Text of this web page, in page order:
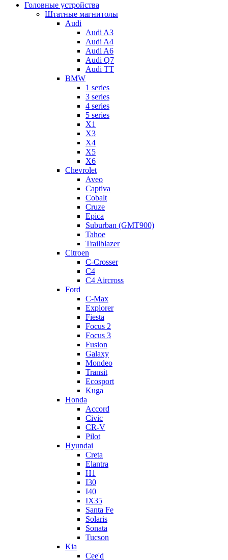
Головные устройства
Штатные магнитолы
Audi
Audi A3
Audi A4
Audi A6
Audi Q7
Audi TT
BMW
1 series
3 series
4 series
5 series
X1
X3
X4
X5
X6
Chevrolet
Aveo
Captiva
Cobalt
Cruze
Epica
Suburban (GMT900)
Tahoe
Trailblazer
Citroen
C-Crosser
C4
C4 Aircross
Ford
C-Max
Explorer
Fiesta
Focus 2
Focus 3
Fusion
Galaxy
Mondeo
Transit
Ecosport
Kuga
Honda
Accord
Civic
CR-V
Pilot
Hyundai
Creta
Elantra
H1
I30
I40
IX35
Santa Fe
Solaris
Sonata
Tucson
Kia
Cee'd